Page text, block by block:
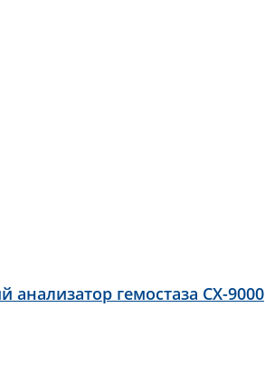
анализатор гемостаза CX-9000